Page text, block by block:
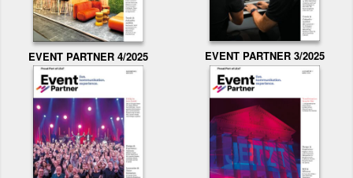
EVENT PARTNER 4/2025 EVENT PARTNER 3/2025